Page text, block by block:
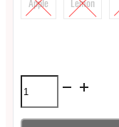
Slapple
Nicotine